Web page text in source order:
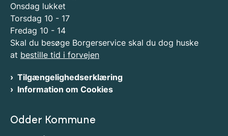
Onsdag lukket
Torsdag 10 - 17
Fredag 10 - 14
Skal du besøge Borgerservice skal du dog huske
at bestille tid i forvejen
Tilgængelighedserklæring
Information om Cookies
Odder Kommune